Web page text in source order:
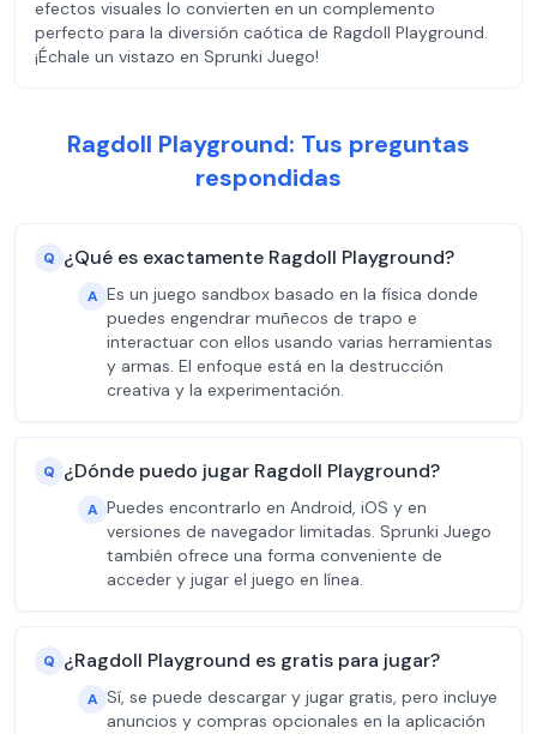
efectos visuales lo convierten en un complemento
perfecto para la diversión caótica de Ragdoll Playground.
¡Échale un vistazo en Sprunki Juego!
Ragdoll Playground: Tus preguntas
respondidas
Q ¿Qué es exactamente Ragdoll Playground?
A Es un juego sandbox basado en la física donde
puedes engendrar muñecos de trapo e
interactuar con ellos usando varias herramientas
y armas. El enfoque está en la destrucción
creativa y la experimentación.
Q ¿Dónde puedo jugar Ragdoll Playground?
A Puedes encontrarlo en Android, iOS y en
versiones de navegador limitadas. Sprunki Juego
también ofrece una forma conveniente de
acceder y jugar el juego en línea.
Q ¿Ragdoll Playground es gratis para jugar?
A Sí, se puede descargar y jugar gratis, pero incluye
anuncios y compras opcionales en la aplicación